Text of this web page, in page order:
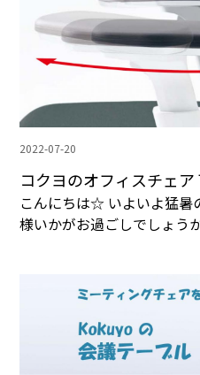
2022-07-20
コクヨのオフィスチェ
こんにちは☆ いよいよ猛暑
様いかがお過ごしでしょう